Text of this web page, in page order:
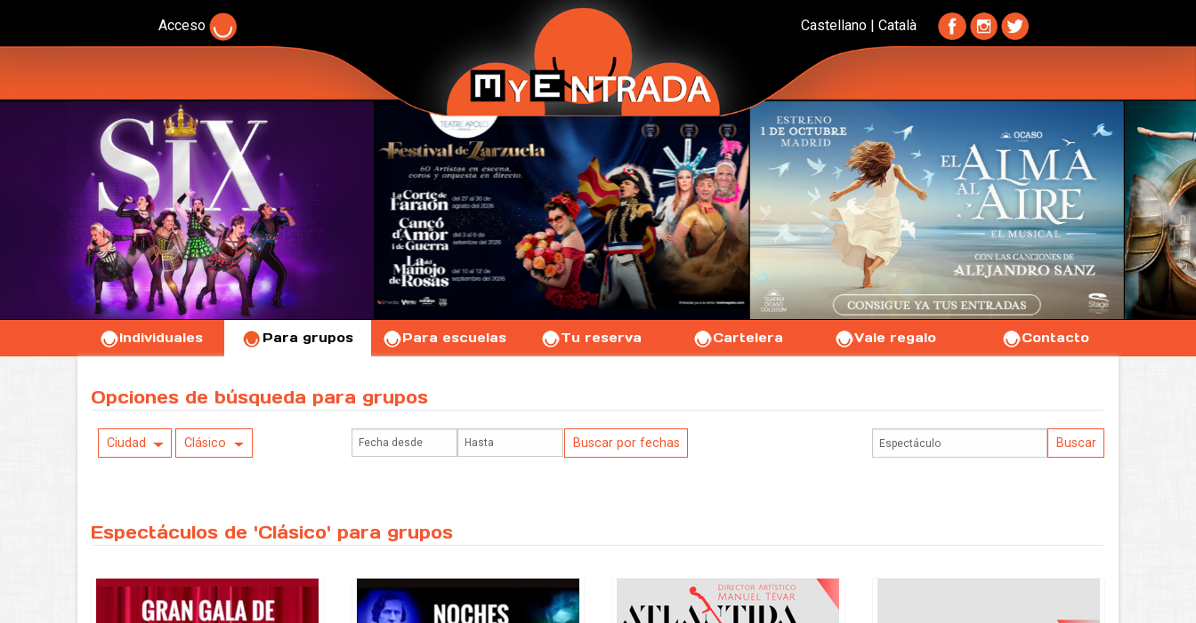
Acceso Castellano |Català
Individuales Para grupos Para escuelas Tu reserva Cartelera Vale regalo Contacto
Opciones de búsqueda para grupos
Ciudad Clásico
Espectáculos de 'Clásico' para grupos